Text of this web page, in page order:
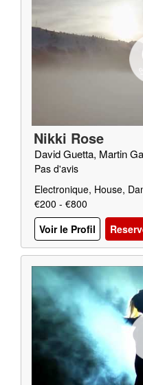
Nikki Rose
David Guetta, Martin
Pas d'avis
Electronique, House,
€200 - €800
Voir le Profil